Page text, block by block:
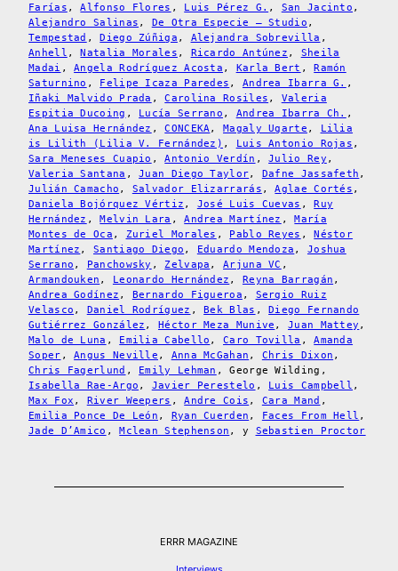
Farías ,Alfonso Flores , Luis Pérez G. , San Jacinto ,
Alejandro Salinas , De Otra Especie – Studio ,
Tempestad , Diego Zúñiga , Alejandra Sobrevilla ,
Anhell , Natalia Morales , Ricardo Antúnez , Sheila
Madai ,Angela Rodríguez Acosta , Karla Bert , Ramón
Saturnino , Felipe Icaza Paredes , Andrea Ibarra G. ,
Iñaki Malvido Prada ,Carolina Rosiles , Valeria
Espitia Ducoing , Lucía Serrano , Andrea Ibarra Ch. ,
Ana Luisa Hernández ,CONCEKA, Magaly Ugarte ,
Lilia
is Lilith (Lilia V. Fernández) , Luis Antonio Rojas ,
Sara Meneses Cuapio ,Antonio Verdín ,Julio Rey ,
Valeria Santana ,Juan Diego Taylor, Dafne Jassafeth ,
Julián Camacho , Salvador Elizarrarás ,Aglae Cortés ,
Daniela Bojórquez Vértiz , José Luis Cuevas , Ruy
Hernández , Melvin Lara ,Andrea Martínez , María
Montes de Oca , Zuriel Morales , Pablo Reyes , Néstor
Martínez ,Santiago Diego , Eduardo Mendoza , Joshua
Serrano , Panchowsky ,Zelvapa ,Arjuna VC ,
Armandouken , Leonardo Hernández , Reyna Barragán ,
Andrea Godínez , Bernardo Figueroa , Sergio Ruiz
Velasco , Daniel Rodríguez , Bek Blas , Diego Fernando
Gutiérrez González , Héctor Meza Munive ,Juan Mattey ,
Malo de Luna , Emilia Cabello ,Caro Tovilla ,Amanda
Soper ,Angus Neville , Anna McGahan , Chris Dixon ,
Chris Fagerlund , Emily Lehman , George Wilding,
Isabella Rae-Argo , Javier Perestelo , Luis Campbell ,
Max Fox , River Weepers ,Andre Cois , Cara Mand ,
Emilia Ponce De León , Ryan Cuerden , Faces From Hell ,
Jade D’Amico , Mclean Stephenson , y Sebastien Proctor
ERRR MAGAZINE